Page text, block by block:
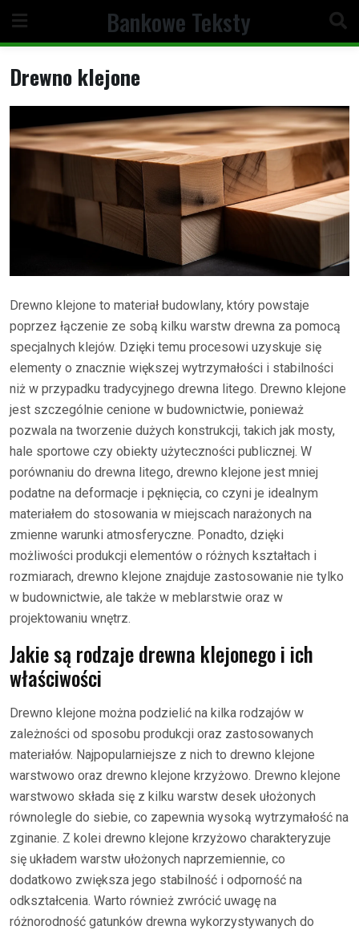
content
Bankowe Teksty
Drewno klejone
Drewno klejone to materiał budowlany, który powstaje
poprzez łączenie ze sobą kilku warstw drewna za pomocą
specjalnych klejów. Dzięki temu procesowi uzyskuje się
elementy o znacznie większej wytrzymałości i stabilności
niż w przypadku tradycyjnego drewna litego. Drewno klejone
jest szczególnie cenione w budownictwie, ponieważ
pozwala na tworzenie dużych konstrukcji, takich jak mosty,
hale sportowe czy obiekty użyteczności publicznej. W
porównaniu do drewna litego, drewno klejone jest mniej
podatne na deformacje i pęknięcia, co czyni je idealnym
materiałem do stosowania w miejscach narażonych na
zmienne warunki atmosferyczne. Ponadto, dzięki
możliwości produkcji elementów o różnych kształtach i
rozmiarach, drewno klejone znajduje zastosowanie nie tylko
w budownictwie, ale także w meblarstwie oraz w
projektowaniu wnętrz.
Jakie są rodzaje drewna klejonego i ich
właściwości
Drewno klejone można podzielić na kilka rodzajów w
zależności od sposobu produkcji oraz zastosowanych
materiałów. Najpopularniejsze z nich to drewno klejone
warstwowo oraz drewno klejone krzyżowo. Drewno klejone
warstwowo składa się z kilku warstw desek ułożonych
równolegle do siebie, co zapewnia wysoką wytrzymałość na
zginanie. Z kolei drewno klejone krzyżowo charakteryzuje
się układem warstw ułożonych naprzemiennie, co
dodatkowo zwiększa jego stabilność i odporność na
odkształcenia. Warto również zwrócić uwagę na
różnorodność gatunków drewna wykorzystywanych do